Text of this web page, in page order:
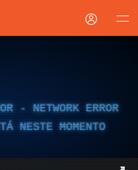
- NETWORK ERROR
NESTE MOMENTO